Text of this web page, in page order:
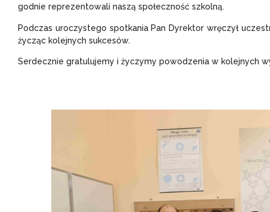
godnie reprezentowali naszą społeczność szkolną.
Podczas uroczystego spotkania Pan Dyrektor wręczył
życząc kolejnych sukcesów.
Serdecznie gratulujemy i życzymy powodzenia w kolejnych